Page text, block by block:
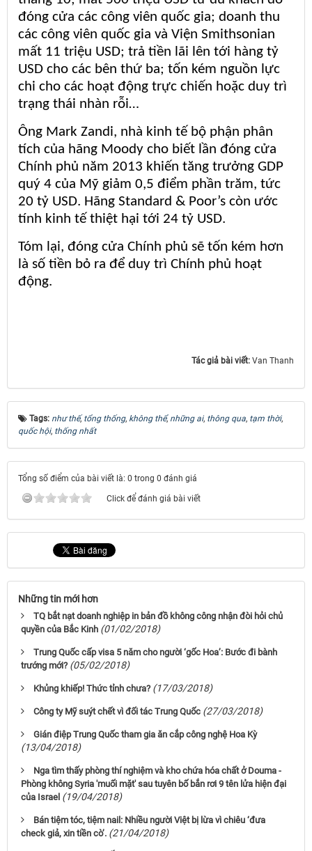
đóng cửa các công viên quốc gia; doanh thu
các công viên quốc gia và Viện Smithsonian
mất 11 triệu USD; trả tiền lãi lên tới hàng tỷ
USD cho các bên thứ ba; tốn kém nguồn lực
chi cho các hoạt động trực chiến hoặc duy trì
trạng thái nhàn rỗi…
Ông Mark Zandi, nhà kinh tế bộ phận phân
tích của hãng Moody cho biết lần đóng cửa
Chính phủ năm 2013 khiến tăng trưởng GDP
quý 4 của Mỹ giảm 0,5 điểm phần trăm, tức
20 tỷ USD. Hãng Standard & Poor’s còn ước
tính kinh tế thiệt hại tới 24 tỷ USD.
Tóm lại, đóng cửa Chính phủ sẽ tốn kém hơn
là số tiền bỏ ra để duy trì Chính phủ hoạt
động.
Tác giả bài viết: Van Thanh
Tags: như thế, tổng thống, không thể, những ai, thông qua, tạm thời,
quốc hội, thống nhất
Tổng số điểm của bài viết là: 0 trong 0 đánh giá
Click để đánh giá bài viết
Những tin mới hơn
TQ bắt nạt doanh nghiệp in bản đồ không công nhận đòi hỏi chủ
quyền của Bắc Kinh (01/02/2018)
Trung Quốc cấp visa 5 năm cho người ‘gốc Hoa’: Bước đi bành
trướng mới? (05/02/2018)
Khủng khiếp! Thức tỉnh chưa? (17/03/2018)
Công ty Mỹ suýt chết vì đối tác Trung Quốc (27/03/2018)
Gián điệp Trung Quốc tham gia ăn cắp công nghệ Hoa Kỳ
(13/04/2018)
Nga tìm thấy phòng thí nghiệm và kho chứa hóa chất ở Douma -
Phòng không Syria 'muối mặt' sau tuyên bố bắn rơi 9 tên lửa hiện đại
của Israel (19/04/2018)
Bán tiệm tóc, tiệm nail: Nhiều người Việt bị lừa vì chiêu ‘đưa
check giả, xin tiền cò’. (21/04/2018)